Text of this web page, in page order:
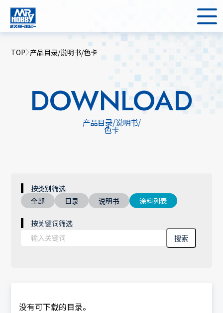
TOP 产品目录/说明书/色卡
DOWNLOAD
产品目录/说明书/
色卡
按类别筛选
全部
目录 说明书 涂料列表
按关键词筛选
搜索
没有可下载的目录。